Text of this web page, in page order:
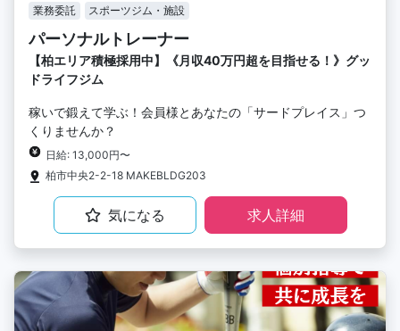
業務委託 スポーツジム・施設
パーソナルトレーナー
【柏エリア積極採用中】《月収40万円超を目指せる！》グッ
ドライフジム
稼いで鍛えて学ぶ！会員様とあなたの「サードプレイス」つ
くりませんか？
日給: 13,000円〜
柏市中央2-2-18 MAKEBLDG203
気になる 求人詳細